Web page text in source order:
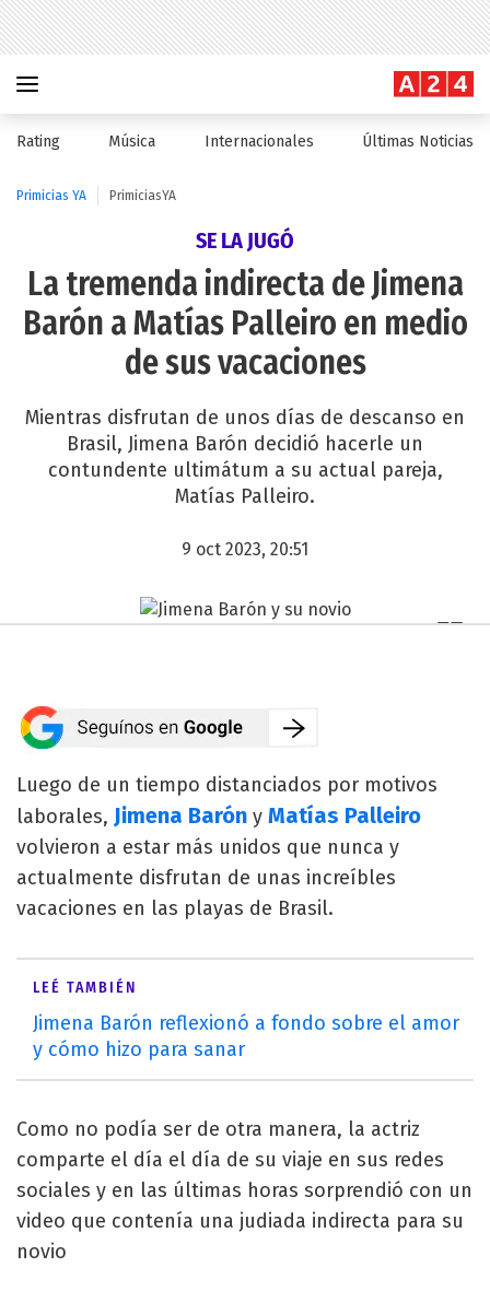
Rating Música Internacionales Últimas Noticias
Primicias YA PrimiciasYA
SE LA JUGÓ
La tremenda indirecta de Jimena
Barón a Matías Palleiro en medio
de sus vacaciones
Mientras disfrutan de unos días de descanso en
Brasil, Jimena Barón decidió hacerle un
contundente ultimátum a su actual pareja,
Matías Palleiro.
9 oct 2023, 20:51
Luego de un tiempo distanciados por motivos
laborales, Jimena Barón y Matías Palleiro
volvieron a estar más unidos que nunca y
actualmente disfrutan de unas increíbles
vacaciones en las playas de Brasil.
LEÉ TAMBIÉN
Jimena Barón reflexionó a fondo sobre el amor
y cómo hizo para sanar
Como no podía ser de otra manera, la actriz
comparte el día el día de su viaje en sus redes
sociales y en las últimas horas sorprendió con un
video que contenía una judiada indirecta para su
novio